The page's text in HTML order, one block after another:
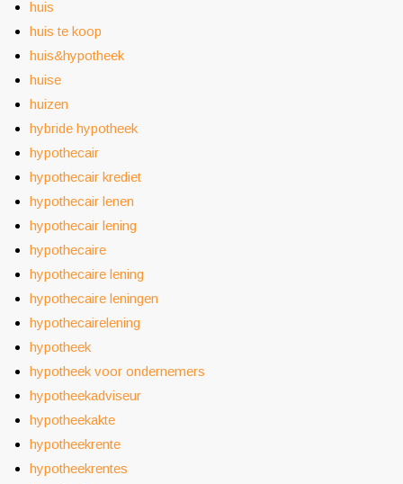
huis
huis te koop
huis&hypotheek
huise
huizen
hybride hypotheek
hypothecair
hypothecair krediet
hypothecair lenen
hypothecair lening
hypothecaire
hypothecaire lening
hypothecaire leningen
hypothecairelening
hypotheek
hypotheek voor ondernemers
hypotheekadviseur
hypotheekakte
hypotheekrente
hypotheekrentes